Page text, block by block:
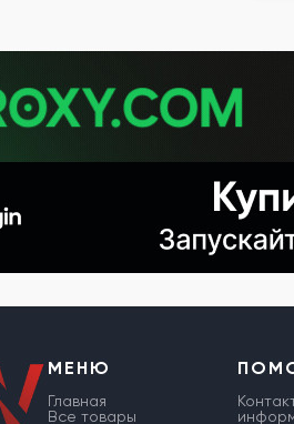
МЕНЮ
Главная
Все товары